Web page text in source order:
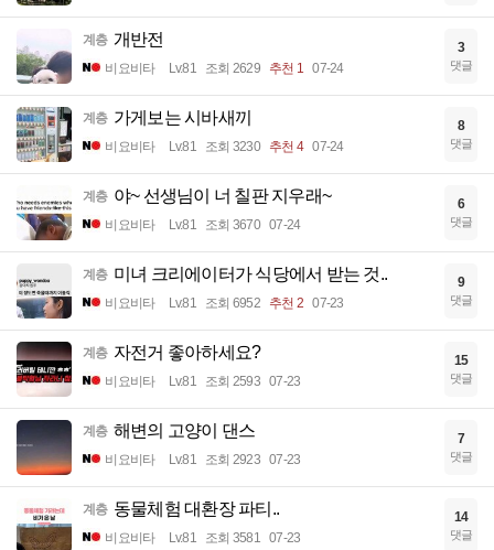
계층 개반전
비요비타 Lv.81 조회 2629 추천 1 07-24
3
댓글
계층 가게보는 시바새끼
비요비타 Lv.81 조회 3230 추천 4 07-24
8
댓글
계층 야~ 선생님이 너 칠판 지우래~
비요비타 Lv.81 조회 3670 07-24
6
댓글
계층 미녀 크리에이터가 식당에서 받는 것..
비요비타 Lv.81 조회 6952 추천 2 07-23
9
댓글
계층 자전거 좋아하세요?
비요비타 Lv.81 조회 2593 07-23
15
댓글
계층 해변의 고양이 댄스
비요비타 Lv.81 조회 2923 07-23
7
댓글
계층 동물체험 대환장 파티..
비요비타 Lv.81 조회 3581 07-23
14
댓글